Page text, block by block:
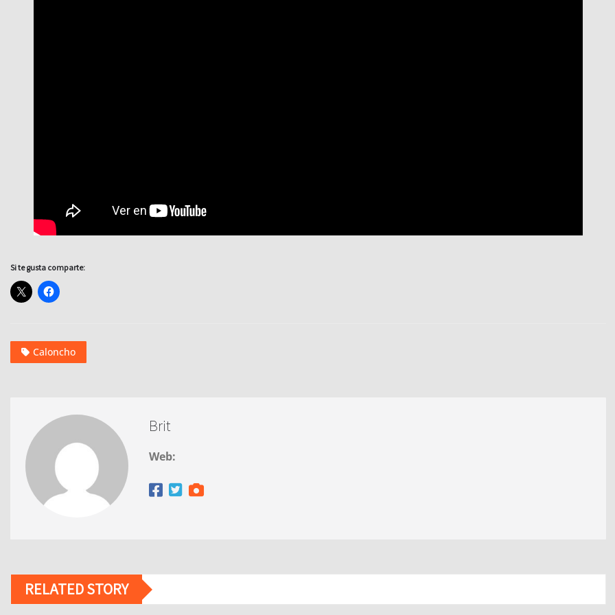
Si te gusta comparte:
Caloncho
Brit
Web:
RELATED STORY